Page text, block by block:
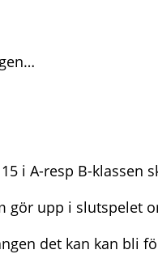
i A-resp B-klassen
gör upp i slutspelet
det kan kan bli